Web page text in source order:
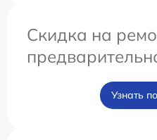
Скидка на
Узнать